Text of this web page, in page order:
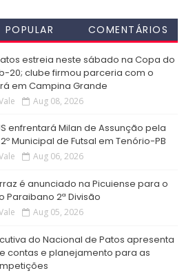
POPULAR COMENTÁRIOS
estreia neste sábado na Copa do
20; clube firmou parceria com o
em Campina Grande
Aug 08, 2026
enfrentará Milan de Assunção pela
Municipal de Futsal em Tenório-PB
Aug 06, 2026
é anunciado na Picuiense para o
Paraibano 2ª Divisão
Aug 05, 2026
do Nacional de Patos apresenta
contas e planejamento para as